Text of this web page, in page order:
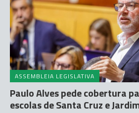
ASSEMBLEIA LEGISLATIVA
Paulo Alves pede cobertura
escolas de Santa Cruz e